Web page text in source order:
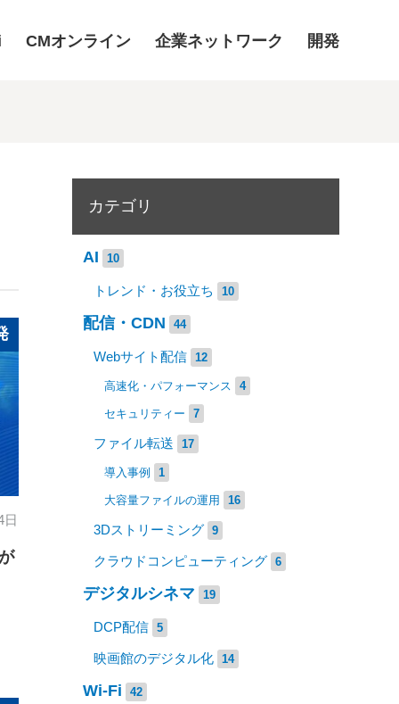
CMオンライン 企業ネットワーク 開発
日
カテゴリ
AI 10
トレンド・お役立ち 10
配信・CDN 44
Webサイト配信 12
高速化・パフォーマンス 4
セキュリティー 7
ファイル転送 17
導入事例 1
大容量ファイルの運用 16
3Dストリーミング 9
クラウドコンピューティング 6
デジタルシネマ 19
DCP配信 5
映画館のデジタル化 14
Wi-Fi 42